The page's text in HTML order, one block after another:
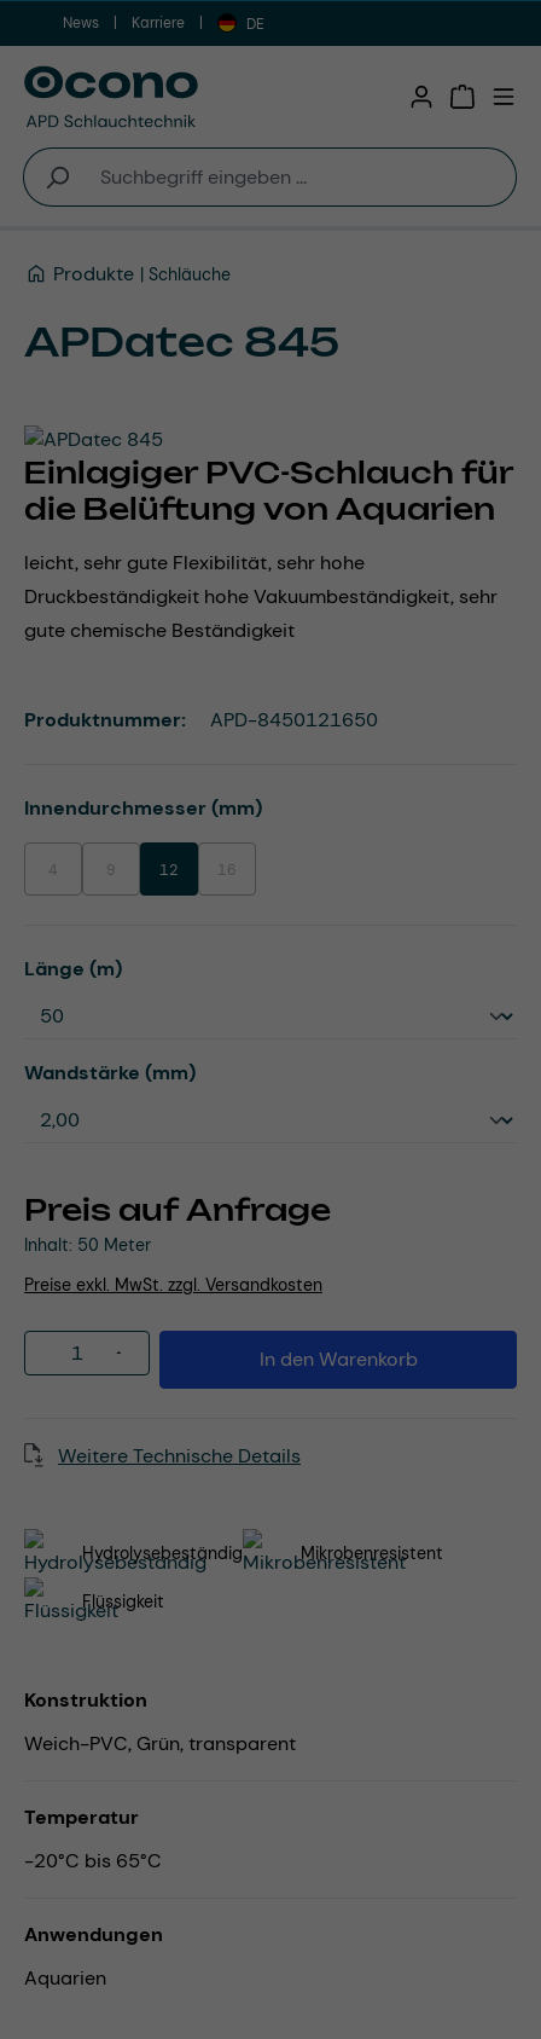
Zum Hauptinhalt springen
News Karriere DE
Produkte Schläuche
APDatec 845
Einlagiger PVC-Schlauch für
die Belüftung von Aquarien
leicht, sehr gute Flexibilität, sehr hohe
Druckbeständigkeit hohe Vakuumbeständigkeit, sehr
gute chemische Beständigkeit
Preis auf Anfrage
Inhalt: 50 Meter
Preise exkl. MwSt. zzgl. Versandkosten
Innendurchmesser (mm)auswählen
4(Diese Option ist zurzeit nicht verfügbar.)
9(Diese Option ist zurzeit nicht verfügbar.)
12 16(Diese Option ist zurzeit nicht verfügbar.)
Länge (m)auswählen
Wandstärke (mm)auswählen
Produkt Anzahl: Gib den gewünschten
In den Warenkorb
Produktnummer: APD-8450121650
Weitere Technische Details
Hydrolysebeständig Mikrobenresistent
Flüssigkeit
Konstruktion
Weich-PVC, Grün, transparent
Temperatur
-20°C bis 65°C
Anwendungen
Aquarien